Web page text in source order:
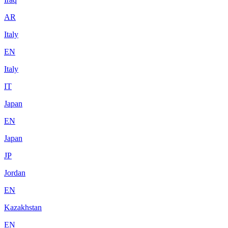
AR
Italy
EN
Italy
IT
Japan
EN
Japan
JP
Jordan
EN
Kazakhstan
EN